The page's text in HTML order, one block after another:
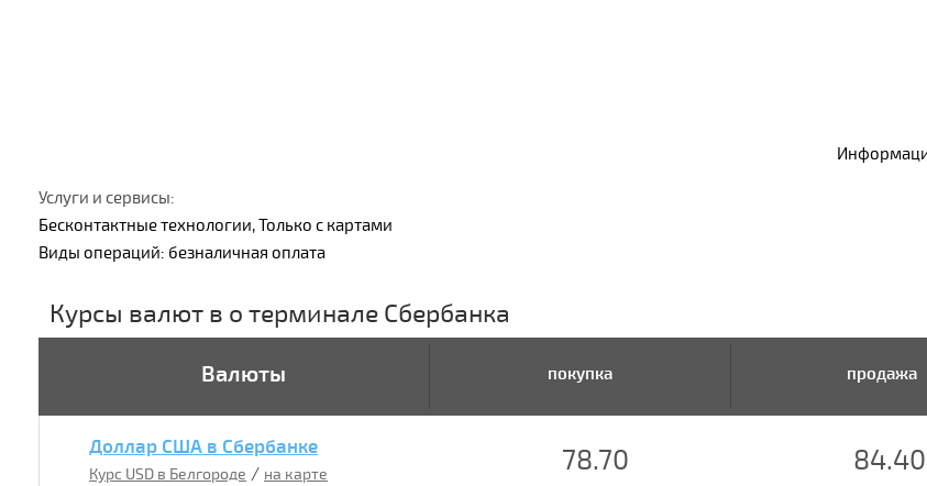
Услуги и сервисы:
Бесконтактные технологии, Только с картами
Виды операций: безналичная оплата
Курсы валют в о терминале Сбербанка
Валюты покупка продажа
Доллар США в Сбербанке
Курс USD в Белгороде / на карте 78.70 84.40